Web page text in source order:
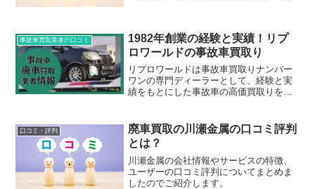
きた廃車ドットコム鹿児島の専門知識に
利用された方は安心されているようでし
た。
事故車買取業者の口コミ
1982年創業の経験と実績！リプ
ロワールドの事故車買取り
リプロワールドは事故車買取りナンバー
ワンの専門ディーラーとして、経験と実
績をもとにした事故車の高価買取りを行
1982年創業の老舗ならではのノウハウを
活かし、 事故車の相場最高値での買取り
を実現しています。
口コミ・評判
廃車買取の川瀬金属の口コミ評判
とは？
川瀬金属の会社情報やサービスの特徴、
ユーザーの口コミ評判についてまとめま
したのでご紹介します。